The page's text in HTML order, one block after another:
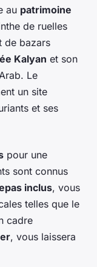
au patrimoine
de ruelles
de bazars
Kalyan et son
Le
un site
et ses
pour une
sont connus
inclus, vous
telles que le
cadre
, vous laissera